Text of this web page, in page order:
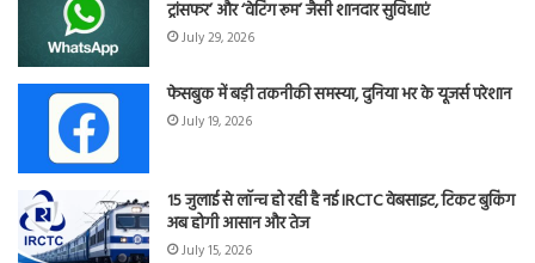
ट्रांसफर’ और ‘वेटिंग रूम’ जैसी शानदार सुविधाएं
July 29, 2026
फेसबुक में बड़ी तकनीकी समस्या, दुनिया भर के यूजर्स परेशान
July 19, 2026
15 जुलाई से लॉन्च हो रही है नई IRCTC वेबसाइट, टिकट बुकिंग
अब होगी आसान और तेज
July 15, 2026